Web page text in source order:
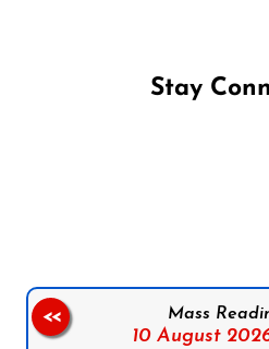
Stay
Mass
10 August
<<